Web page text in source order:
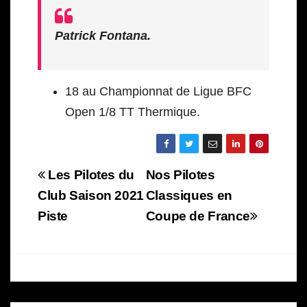
Patrick Fontana.
18 au Championnat de Ligue BFC
Open 1/8 TT Thermique.
Navigation
de
l’article
Nos Pilotes
Classiques en
Coupe de France
Les Pilotes du
Club Saison 2021
Piste